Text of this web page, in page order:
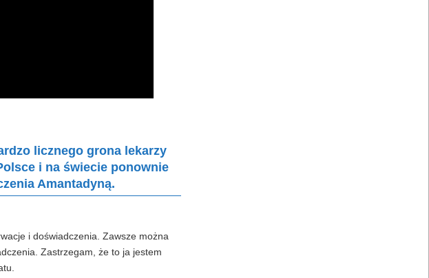
licznego grona lekarzy
i na świecie ponownie
Amantadyną.
i doświadczenia. Zawsze można
Zastrzegam, że to ja jestem